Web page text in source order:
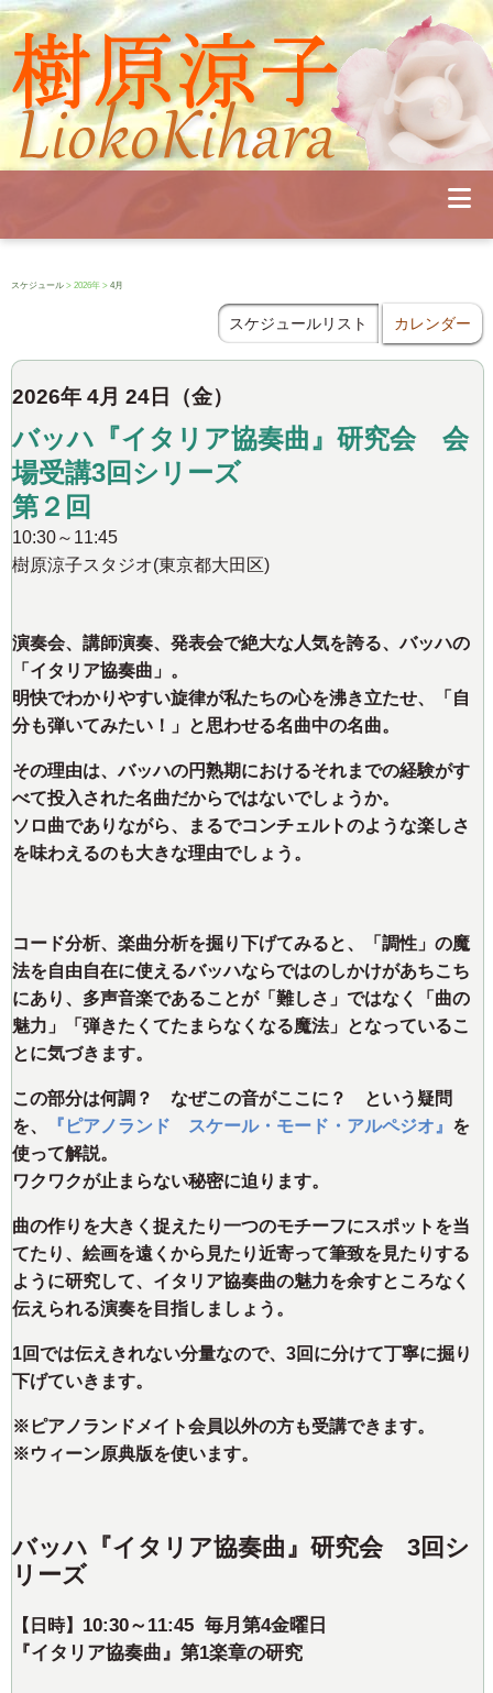
Profile
Concert
Seminar
Diary
School
スケジュール > 2026年 > 4月
スケジュールリスト カレンダー
2026年 4月 24日（金）
バッハ『イタリア協奏曲』研究会 会
場受講3回シリーズ
第２回
10:30～11:45
樹原涼子スタジオ(東京都大田区)
演奏会、講師演奏、発表会で絶大な人気を誇る、バッハの
「イタリア協奏曲」。
明快でわかりやすい旋律が私たちの心を沸き立たせ、「自
分も弾いてみたい！」と思わせる名曲中の名曲。
その理由は、バッハの円熟期におけるそれまでの経験がす
べて投入された名曲だからではないでしょうか。
ソロ曲でありながら、まるでコンチェルトのような楽しさ
を味わえるのも大きな理由でしょう。
コード分析、楽曲分析を掘り下げてみると、「調性」の魔
法を自由自在に使えるバッハならではのしかけがあちこち
にあり、多声音楽であることが「難しさ」ではなく「曲の
魅力」「弾きたくてたまらなくなる魔法」となっているこ
とに気づきます。
この部分は何調？ なぜこの音がここに？ という疑問
を、
『ピアノランド スケール・モード・アルペジオ』 を
使って解説。
ワクワクが止まらない秘密に迫ります。
曲の作りを大きく捉えたり一つのモチーフにスポットを当
てたり、絵画を遠くから見たり近寄って筆致を見たりする
ように研究して、イタリア協奏曲の魅力を余すところなく
伝えられる演奏を目指しましょう。
1回では伝えきれない分量なので、3回に分けて丁寧に掘り
下げていきます。
※ピアノランドメイト会員以外の方も受講できます。
※ウィーン原典版を使います。
バッハ『イタリア協奏曲』研究会 3回シ
リーズ
【日時】 10:30～11:45 毎月第4金曜日
『イタリア協奏曲』第1楽章の研究